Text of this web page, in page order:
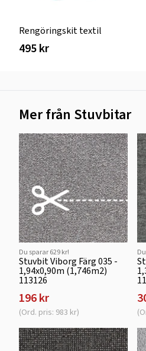
Rengöringskit textil
495 kr
Mer från Stuvbitar
Du sparar 629 kr!
Stuvbit Viborg Färg 035 -
1,94x0,90m (1,746m2)
113126
196 kr
(Ord. pris: 983 kr)